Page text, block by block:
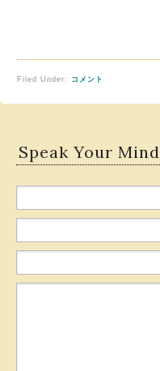
Filed Under: コメント
Speak Your Mind